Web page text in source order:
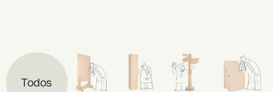
Todos